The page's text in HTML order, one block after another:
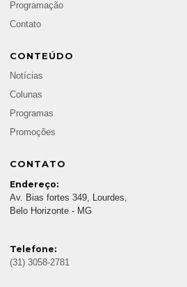
Programação
Contato
CONTEÚDO
Notícias
Colunas
Programas
Promoções
CONTATO
Endereço:
Av. Bias fortes 349, Lourdes,
Belo Horizonte - MG
Telefone:
(31) 3058-2781